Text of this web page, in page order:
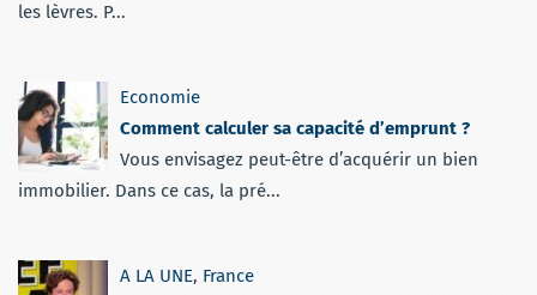
les lèvres. P...
Economie
Comment calculer sa capacité d’emprunt ?
Vous envisagez peut-être d’acquérir un bien
immobilier. Dans ce cas, la pré...
A LA UNE, France